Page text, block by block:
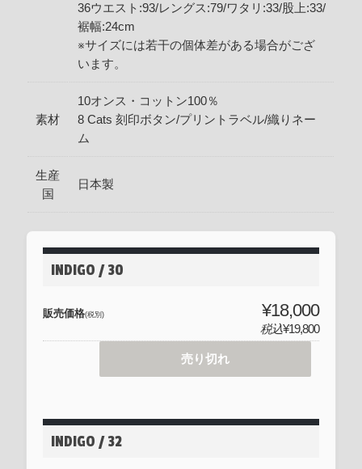
36ウエスト:93/レングス:79/ワタリ:33/股上:33/
裾幅:24cm
※サイズには若干の個体差がある場合がござ
います。
素材
10オンス・コットン100％
8 Cats 刻印ボタン/プリントラベル/織りネー
ム
生産
国
日本製
INDIGO / 30
販売価格(税別) ¥18,000
税込¥19,800
売り切れ
INDIGO / 32